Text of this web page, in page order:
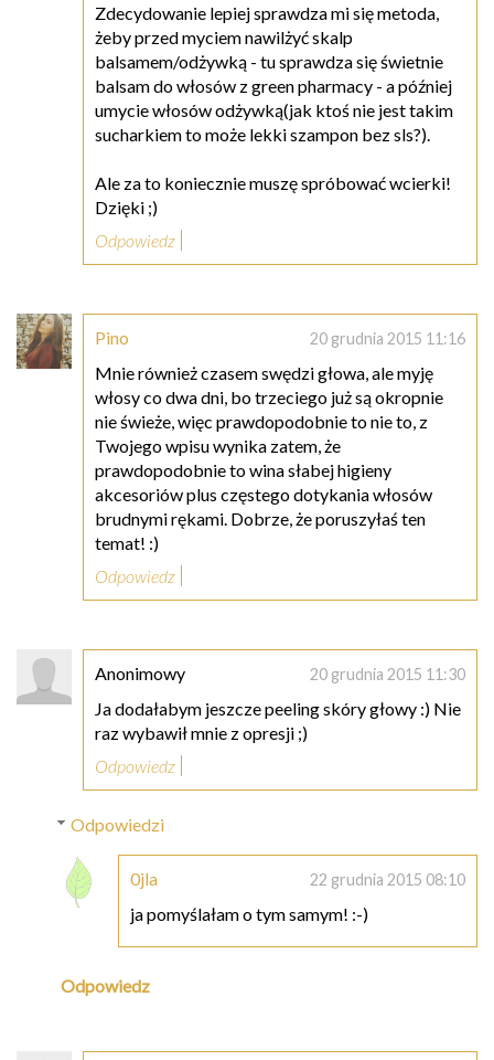
Zdecydowanie lepiej sprawdza mi się metoda,
żeby przed myciem nawilżyć skalp
balsamem/odżywką - tu sprawdza się świetnie
balsam do włosów z green pharmacy - a później
umycie włosów odżywką(jak ktoś nie jest takim
sucharkiem to może lekki szampon bez sls?).
Ale za to koniecznie muszę spróbować wcierki!
Dzięki ;)
Odpowiedz
Pino 20 grudnia 2015 11:16
Mnie również czasem swędzi głowa, ale myję
włosy co dwa dni, bo trzeciego już są okropnie
nie świeże, więc prawdopodobnie to nie to, z
Twojego wpisu wynika zatem, że
prawdopodobnie to wina słabej higieny
akcesoriów plus częstego dotykania włosów
brudnymi rękami. Dobrze, że poruszyłaś ten
temat! :)
Odpowiedz
Anonimowy 20 grudnia 2015 11:30
Ja dodałabym jeszcze peeling skóry głowy :) Nie
raz wybawił mnie z opresji ;)
Odpowiedz
Odpowiedzi
0jla 22 grudnia 2015 08:10
ja pomyślałam o tym samym! :-)
Odpowiedz